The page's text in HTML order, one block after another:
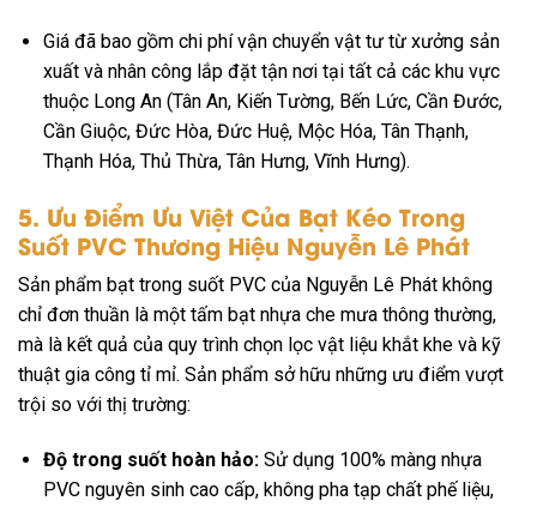
Giá đã bao gồm chi phí vận chuyển vật tư từ xưởng sản
xuất và nhân công lắp đặt tận nơi tại tất cả các khu vực
thuộc Long An (Tân An, Kiến Tường, Bến Lức, Cần Đước,
Cần Giuộc, Đức Hòa, Đức Huệ, Mộc Hóa, Tân Thạnh,
Thạnh Hóa, Thủ Thừa, Tân Hưng, Vĩnh Hưng).
5. Ưu Điểm Ưu Việt Của Bạt Kéo Trong
Suốt PVC Thương Hiệu Nguyễn Lê Phát
Sản phẩm bạt trong suốt PVC của Nguyễn Lê Phát không
chỉ đơn thuần là một tấm bạt nhựa che mưa thông thường,
mà là kết quả của quy trình chọn lọc vật liệu khắt khe và kỹ
thuật gia công tỉ mỉ. Sản phẩm sở hữu những ưu điểm vượt
trội so với thị trường:
Độ trong suốt hoàn hảo:Sử dụng 100% màng nhựa
PVC nguyên sinh cao cấp, không pha tạp chất phế liệu,